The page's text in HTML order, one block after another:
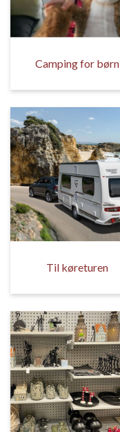
Camping for børn
Til køreturen